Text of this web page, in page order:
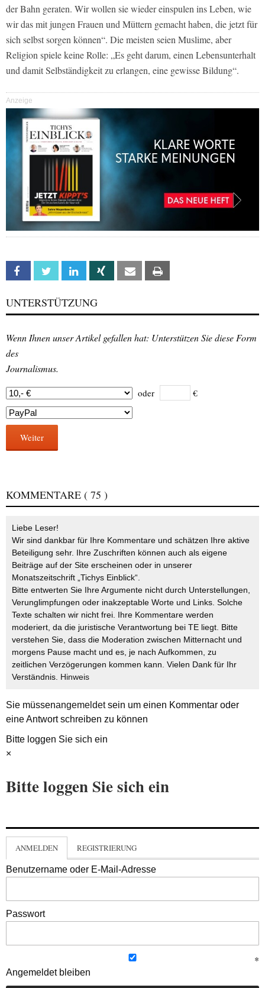
der Bahn geraten. Wir wollen sie wieder einspulen ins Leben, wie
wir das mit jungen Frauen und Müttern gemacht haben, die jetzt für
sich selbst sorgen können“. Die meisten seien Muslime, aber
Religion spiele keine Rolle: „Es geht darum, einen Lebensunterhalt
und damit Selbständigkeit zu erlangen, eine gewisse Bildung“.
Anzeige
Facebook Twitter Linkedin Xing Email
UNTERSTÜTZUNG
Wenn Ihnen unser Artikel gefallen hat: Unterstützen Sie diese Form
des
Journalismus.
oder €
Weiter
KOMMENTARE ( 75 )
Liebe Leser!
Wir sind dankbar für Ihre Kommentare und schätzen Ihre aktive
Beteiligung sehr. Ihre Zuschriften können auch als eigene
Beiträge auf der Site erscheinen oder in unserer
Monatszeitschrift „Tichys Einblick“.
Bitte entwerten Sie Ihre Argumente nicht durch Unterstellungen,
Verunglimpfungen oder inakzeptable Worte und Links. Solche
Texte schalten wir nicht frei. Ihre Kommentare werden
moderiert, da die juristische Verantwortung bei TE liegt. Bitte
verstehen Sie, dass die Moderation zwischen Mitternacht und
morgens Pause macht und es, je nach Aufkommen, zu
zeitlichen Verzögerungen kommen kann. Vielen Dank für Ihr
Verständnis. Hinweis
Sie müssenangemeldetsein um einen Kommentar oder
eine Antwort schreiben zu können
Bitte loggen Sie sich ein
×
Bitte loggen Sie sich ein
ANMELDEN REGISTRIERUNG
Benutzername oder E-Mail-Adresse
Passwort
Angemeldet bleiben